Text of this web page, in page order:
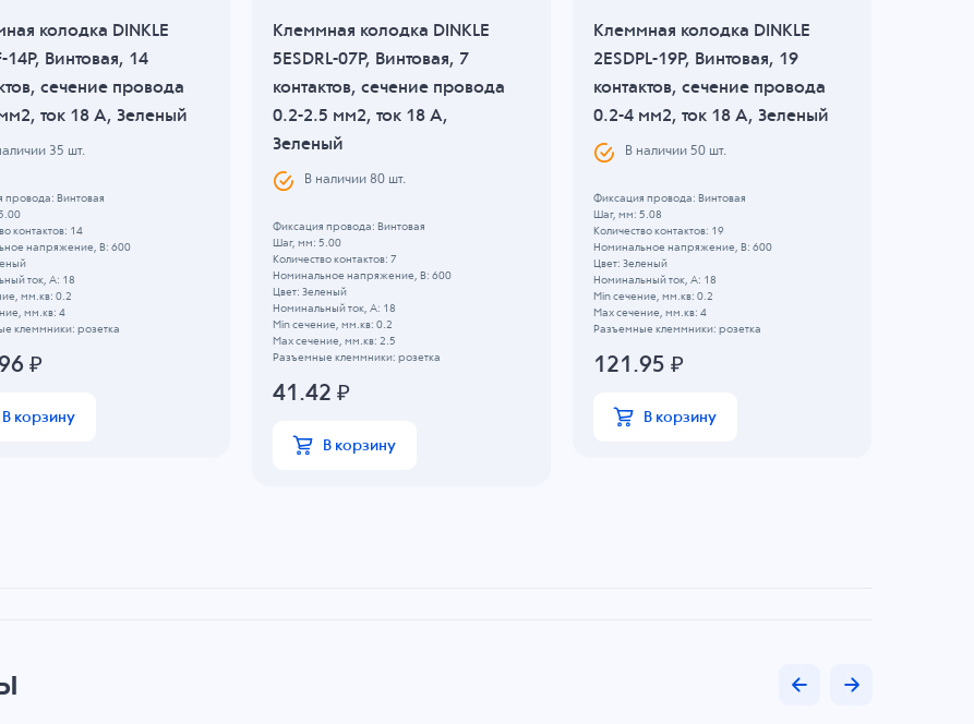
колодка DINKLE
14P, Винтовая, 14
сечение провода
ток 18 A, Зеленый
35 шт.
провода: Винтовая
контактов: 14
напряжение, B: 600
ток, А: 18
мм.кв: 0.2
мм.кв: 4
клеммники: розетка
₽
В корзину
Клеммная колодка DINKLE
5ESDRL-07P, Винтовая, 7
контактов, сечение провода
0.2-2.5 мм2, ток 18 A,
Зеленый
В наличии 80шт.
Фиксация провода: Винтовая
Шаг, мм: 5.00
Количество контактов: 7
Номинальное напряжение, B: 600
Цвет: Зеленый
Номинальный ток, А: 18
Min сечение, мм.кв: 0.2
Max сечение, мм.кв: 2.5
Разъемные клеммники: розетка
41.42 ₽
В корзину
Клеммная колодка DINKLE
2ESDPL-19P, Винтовая, 19
контактов, сечение провода
0.2-4 мм2, ток 18 A, Зеленый
В наличии 50шт.
Фиксация провода: Винтовая
Шаг, мм: 5.08
Количество контактов: 19
Номинальное напряжение, B: 600
Цвет: Зеленый
Номинальный ток, А: 18
Min сечение, мм.кв: 0.2
Max сечение, мм.кв: 4
Разъемные клеммники: розетка
121.95 ₽
В корзину